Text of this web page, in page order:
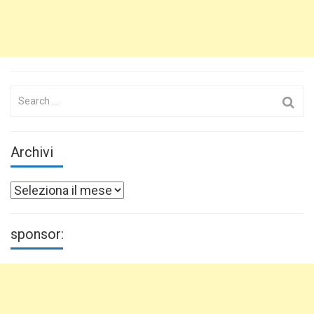
Search
Archivi
Archivi
sponsor: